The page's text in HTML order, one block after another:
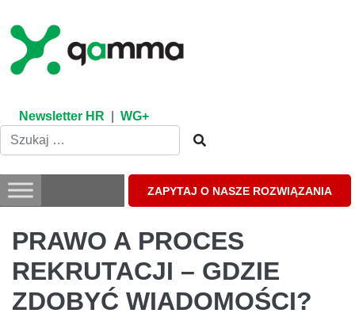
content
Newsletter HR WG+
ZAPYTAJ O NASZE ROZWIĄZANIA
PRAWO A PROCES
REKRUTACJI – GDZIE
ZDOBYĆ WIADOMOŚCI?